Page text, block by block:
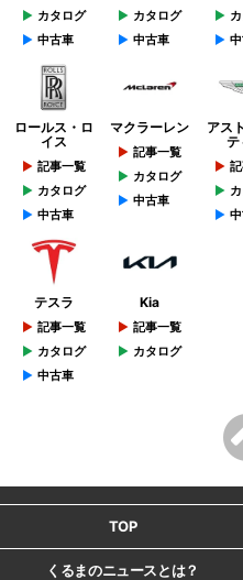
カタログ
中古車
カタログ
中古車
ロールス・ロ
イス
記事一覧
カタログ
中古車
マクラーレン
記事一覧
カタログ
中古車
アス
テ
テスラ
記事一覧
カタログ
中古車
Kia
記事一覧
カタログ
TOP
くるまのニュースとは？